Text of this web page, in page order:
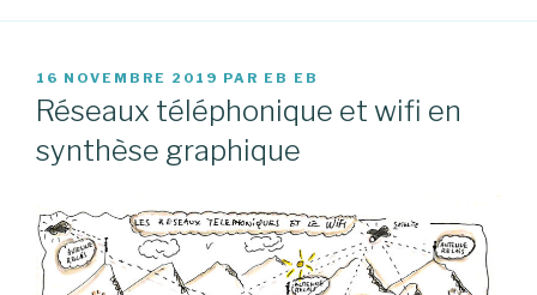
PUBLIÉ
LE
16 NOVEMBRE 2019 PAR EB EB
Réseaux téléphonique et wifi en
synthèse graphique